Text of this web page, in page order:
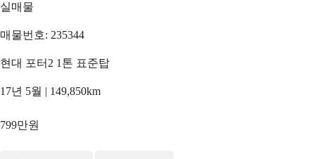
실매물
매물번호: 235344
현대 포터2 1톤 표준탑
17년 5월 | 149,850km
799만원